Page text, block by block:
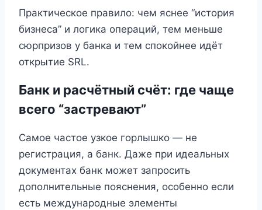
Практическое правило: чем яснее “история
бизнеса” и логика операций, тем меньше
сюрпризов у банка и тем спокойнее идёт
открытие SRL.
Банк и расчётный счёт: где чаще
всего “застревают”
Самое частое узкое горлышко — не
регистрация, а банк. Даже при идеальных
документах банк может запросить
дополнительные пояснения, особенно если
есть международные элементы